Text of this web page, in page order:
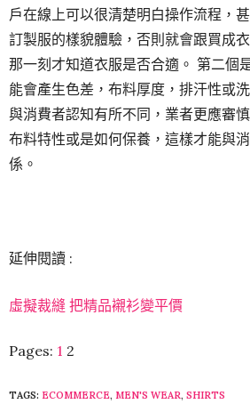
戶在線上可以很清楚明白操作流程，
訂製服的樣貌體驗，否則就會跟買成
那一刻才知道衣服是否合適。 第二個
能會產生色差，布料厚度，排汗性或
與消費者認知有所不同，業者更應審
布料特性或是如何保養，這樣才能與
係。
延伸閱讀 :
虛擬裁縫 把精品襯衫變平價
Pages: 1 2
TAGS: ECOMMERCE, MEN'S WEAR, SHIRTS